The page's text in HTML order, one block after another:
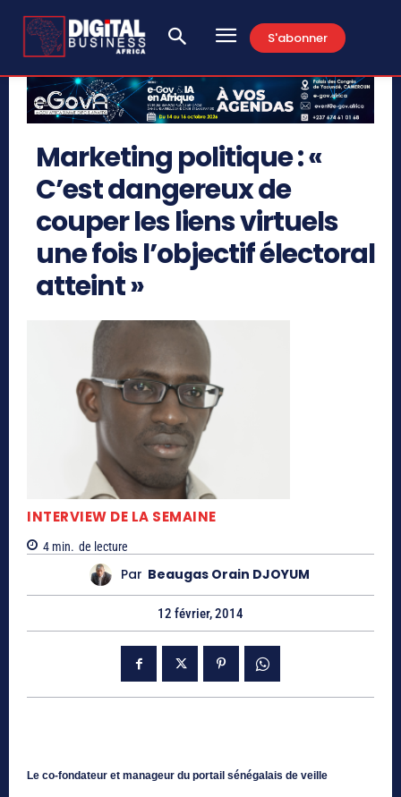
S'abonner
Marketing politique : «
C’est dangereux de
couper les liens virtuels
une fois l’objectif électoral
atteint »
INTERVIEW DE LA SEMAINE
4 min. de lecture
Par Beaugas Orain DJOYUM
12 février, 2014
Le co-fondateur et manageur du portail sénégalais de veille